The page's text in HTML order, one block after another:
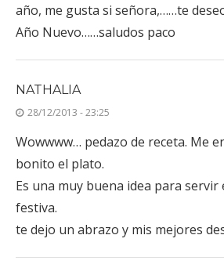
año, me gusta si señora,……te
Año Nuevo……saludos paco
NATHALIA
28/12/2013 - 23:25
Wowwww… pedazo de receta. Me
bonito el plato.
Es una muy buena idea para servir
festiva.
te dejo un abrazo y mis mejores